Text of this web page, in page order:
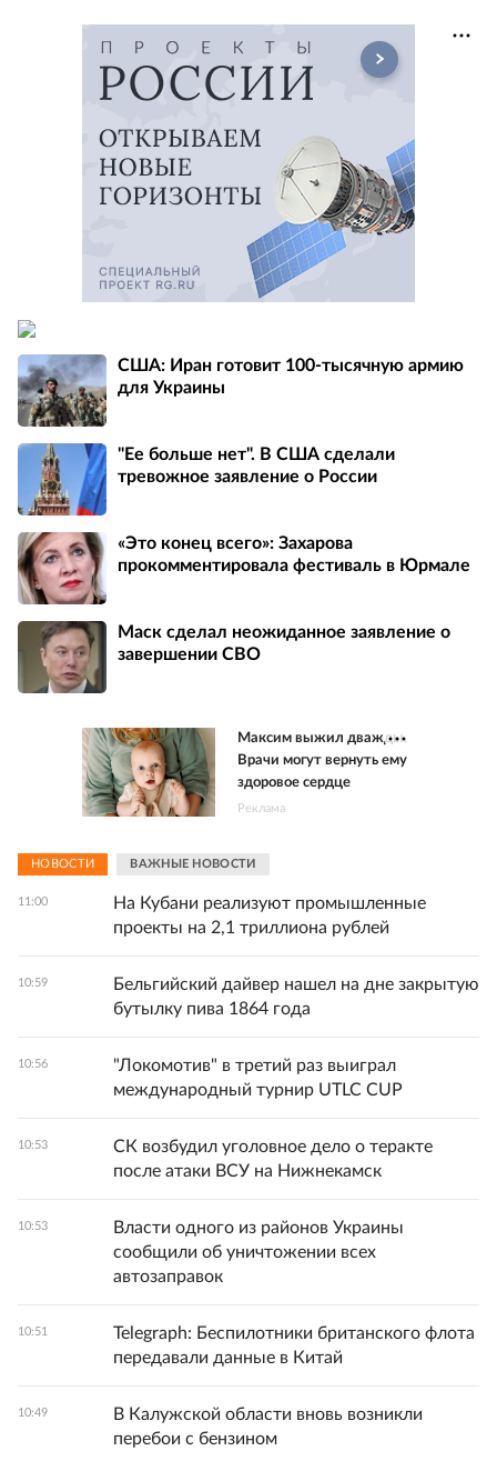
США: Иран готовит 100-тысячную армию
для Украины
"Ее больше нет". В США сделали
тревожное заявление о России
«Это конец всего»: Захарова
прокомментировала фестиваль в Юрмале
Маск сделал неожиданное заявление о
завершении СВО
Максим выжил дважды.
Врачи могут вернуть ему
здоровое сердце
Реклама
НОВОСТИ ВАЖНЫЕ НОВОСТИ
11:00
На Кубани реализуют промышленные
проекты на 2,1 триллиона рублей
10:59
Бельгийский дайвер нашел на дне закрытую
бутылку пива 1864 года
10:56
"Локомотив" в третий раз выиграл
международный турнир UTLC CUP
10:53
СК возбудил уголовное дело о теракте
после атаки ВСУ на Нижнекамск
10:53
Власти одного из районов Украины
сообщили об уничтожении всех
автозаправок
10:51
Telegraph: Беспилотники британского флота
передавали данные в Китай
10:49
В Калужской области вновь возникли
перебои с бензином